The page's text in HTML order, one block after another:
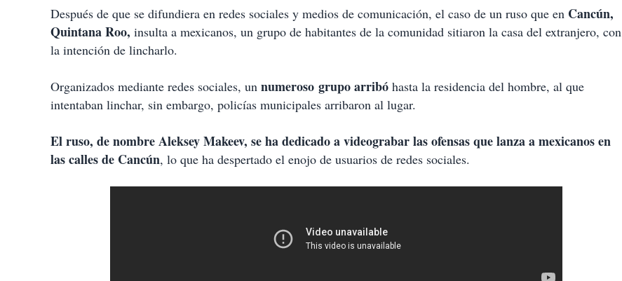
Después de que se difundiera en redes sociales y medios de comunicación, el caso de un ruso que en Cancún,
Quintana Roo, insulta a mexicanos, un grupo de habitantes de la comunidad sitiaron la casa del extranjero, con
la intención de lincharlo.
Organizados mediante redes sociales, un numeroso grupo arribó hasta la residencia del hombre, al que
intentaban linchar, sin embargo, policías municipales arribaron al lugar.
El ruso, de nombre Aleksey Makeev, se ha dedicado a videograbar las ofensas que lanza a mexicanos en
las calles de Cancún, lo que ha despertado el enojo de usuarios de redes sociales.